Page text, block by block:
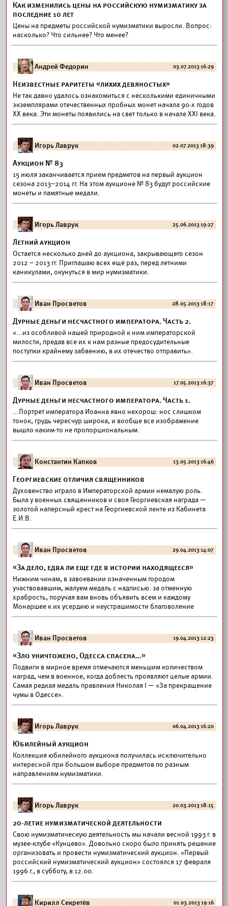
Как изменились цены на российскую нумизматику за
последние 10 лет
Цены на предметы российской нумизматики выросли. Вопрос:
насколько? Что сильнее? Что менее?
Андрей Федорин 03.07.2013 16:29
Неизвестные раритеты «лихих девяностых»
Не так давно удалось ознакомиться с несколькими единичными
экземплярами отечественных пробных монет начала 90-х годов
ХХ века. Эти монеты появились на свет только в начале XXI века.
Игорь Лаврук 02.07.2013 18:39
Аукцион № 83
15 июля заканчивается прием предметов на первый аукцион
сезона 2013–2014 гг. На этом аукционе № 83 будут российские
монеты и памятные медали.
Игорь Лаврук 25.06.2013 19:27
Летний аукцион
Остается несколько дней до аукциона, закрывающего сезон
2012 – 2013 гг. Приглашаю всех ещё раз, перед летними
каникулами, окунуться в мир нумизматики.
Иван Просветов 28.05.2013 18:17
Дурные деньги несчастного императора. Часть 2.
«...из особливой нашей природной к ним императорской
милости, предав все их к нам разные предосудительные
поступки крайнему забвению, в их отечество отправить».
Иван Просветов 17.05.2013 16:37
Дурные деньги несчастного императора. Часть 1.
...Портрет императора Иоанна явно нехорош: нос слишком
тонок, грудь чересчур широка, и вообще все изображение
вышло каким-то не пропорциональным.
Константин Капков 13.05.2013 16:46
Георгиевские отличия священников
Духовенство играло в Императорской армии немалую роль.
Была у военных священников и своя Георгиевская награда —
золотой наперсный крест на Георгиевской ленте из Кабинета
Е.И.В.
Иван Просветов 29.04.2013 14:07
«За дело, едва ли еще где в истории находящееся»
Нижним чинам, в завоевании означенным городом
участвовавшим, жалуем медаль с надписью: за отменную
храбрость, поручая вам вновь объявить всем и каждому
Монаршее к их усердию и неустрашимости благоволение
Иван Просветов 19.04.2013 12:23
«Зло уничтожено, Одесса спасена…»
Подвиги в мирное время отмечаются меньшим количеством
наград, чем в военное, когда доблесть проявляют целые армии.
Самая редкая медаль правления Николая I — «За прекращение
чумы в Одессе».
Игорь Лаврук 06.04.2013 16:20
Юбилейный аукцион
Коллекция юбилейного аукциона получилась исключительно
интересной при большом выборе предметов по разным
направлениям нумизматики.
Игорь Лаврук 20.03.2013 18:15
20-летие нумизматической деятельности
Свою нумизматическую деятельность мы начали весной 1993 г. в
музее-клубе «Кунцево». Довольно скоро было принять решение
организовать и провести нумизматический аукцион. «Первый
российский нумизматический аукцион» состоялся 17 февраля
1996 г., в субботу, в 12.00.
Кирилл Секретёв 01.03.2013 19:16